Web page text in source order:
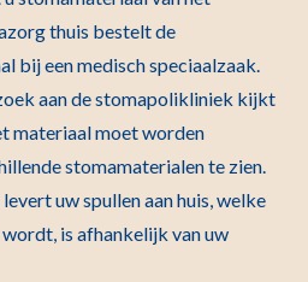
thuis bestelt de
bij een medisch speciaalzaak.
aan de stomapolikliniek kijkt
materiaal moet worden
stomamaterialen te zien.
uw spullen aan huis, welke
is afhankelijk van uw